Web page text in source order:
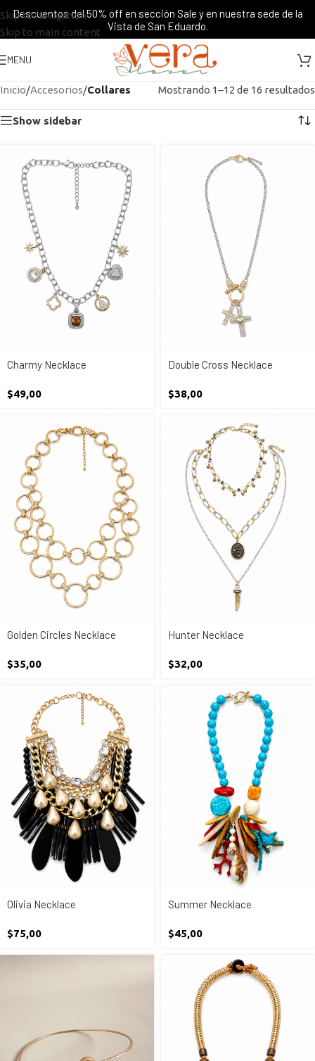
Skip to navigation
Skip to main content
Descuentos del 50% off en sección Sale y en nuestra sede de la
Vista de San Eduardo.
MENU
Inicio/Accesorios/Collares Mostrando 1–12 de 16 resultados
Show sidebar
Charmy Necklace
$49,00
Double Cross Necklace
$38,00
Golden Circles Necklace
$35,00
Hunter Necklace
$32,00
Olivia Necklace
$75,00
Summer Necklace
$45,00